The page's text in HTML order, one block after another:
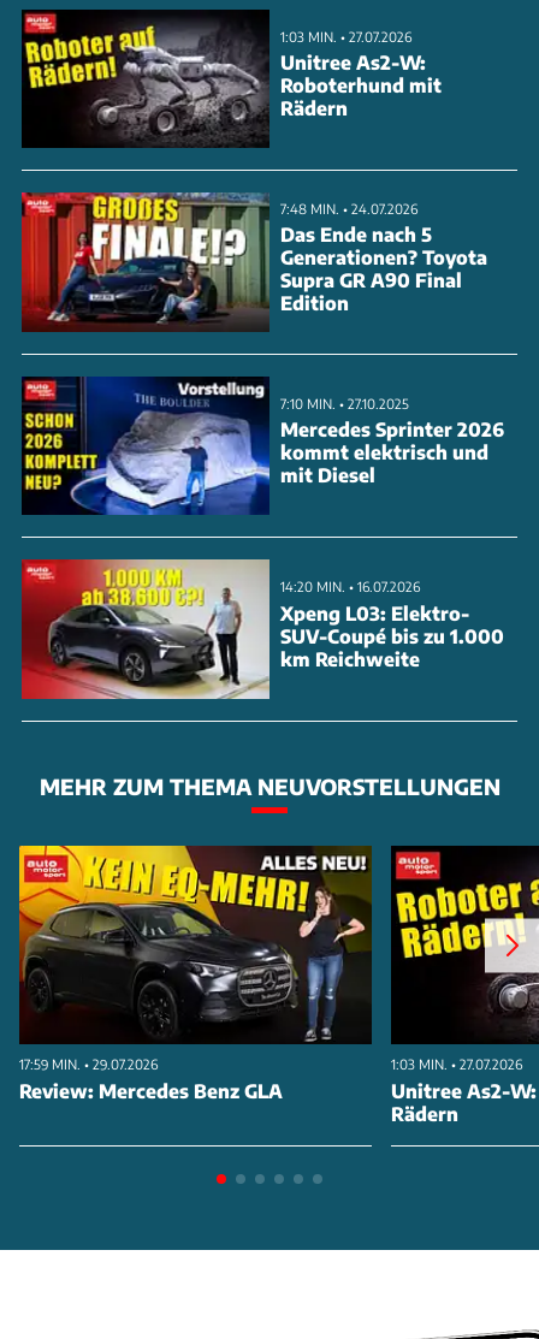
Ambientebeleuchtung sowie ein optimiertes
Infotainmentsystem.
Technisch bleibt der potente Selbstzünder
unverändert: Der 3,0-Liter-Biturbo-
Reihensechszylinder leistet weiterhin 355 PS und
entwickelt ein maximales Drehmoment von 730 Nm.
Die Kraft wird über eine Achtgang-A
1:03 MIN. • 27.07.2026
Unitree As2-W:
Roboterhund mit
Rädern
7:48 MIN. • 24.07.2026
Das Ende nach 5
Generationen? Toyota
Supra GR A90 Final
Edition
7:10 MIN. • 27.10.2025
Mercedes Sprinter 2026
kommt elektrisch und
mit Diesel
14:20 MIN. • 16.07.2026
Xpeng L03: Elektro-
SUV-Coupé bis zu 1.000
km Reichweite
MEHR ZUM THEMA NEUVORSTELLUNGEN
17:59 MIN. • 29.07.2026
Review: Mercedes Benz GLA
1:03 MIN. • 27.07.2026
Unitree As2-
Rädern